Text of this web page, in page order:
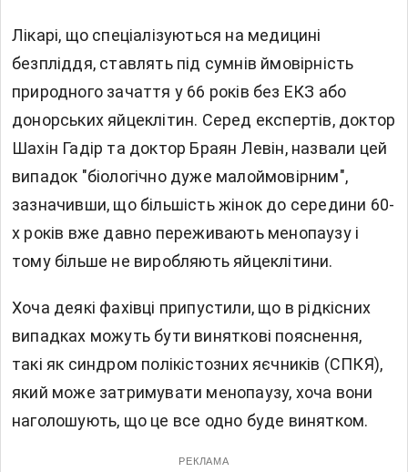
Лікарі, що спеціалізуються на медицині
безпліддя, ставлять під сумнів ймовірність
природного зачаття у 66 років без ЕКЗ або
донорських яйцеклітин. Серед експертів, доктор
Шахін Гадір та доктор Браян Левін, назвали цей
випадок "біологічно дуже малоймовірним",
зазначивши, що більшість жінок до середини 60-
х років вже давно переживають менопаузу і
тому більше не виробляють яйцеклітини.
Хоча деякі фахівці припустили, що в рідкісних
випадках можуть бути виняткові пояснення,
такі як синдром полікістозних яєчників (СПКЯ),
який може затримувати менопаузу, хоча вони
наголошують, що це все одно буде винятком.
РЕКЛАМА